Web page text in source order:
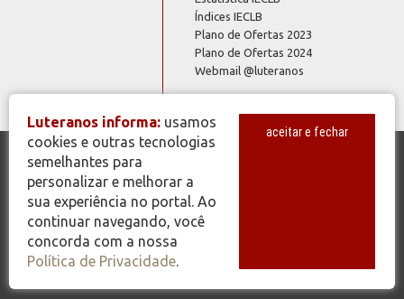
Índices IECLB
Plano de Ofertas 2023
Plano de Ofertas 2024
Webmail @luteranos
© Copyright 2026 - Todos os Direitos Reservados - IECLB - Igreja
Evangélica de Confissão Luterana no Brasil - Portal Luteranos -
www.luteranos.com.br
Luteranos informa: usamos
cookies e outras tecnologias
semelhantes para
personalizar e melhorar a
sua experiência no portal. Ao
continuar navegando, você
concorda com a nossa
Política de Privacidade.
aceitar e fechar